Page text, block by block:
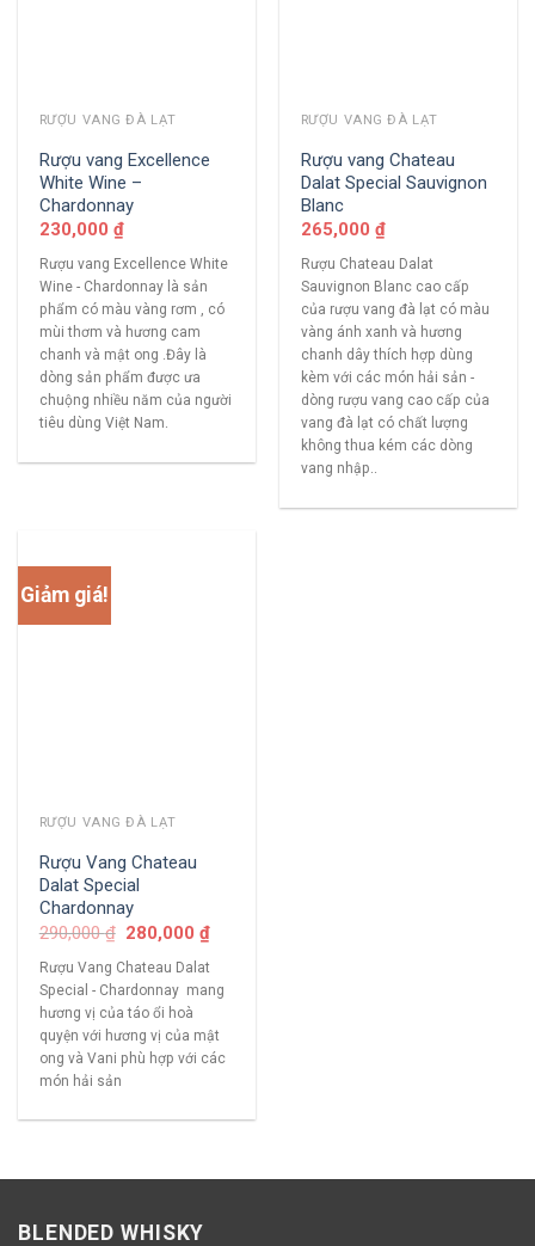
RƯỢU VANG ĐÀ LẠT
Rượu vang Excellence
White Wine –
Chardonnay
230,000 ₫
Rượu vang Excellence White
Wine - Chardonnay là sản
phẩm có màu vàng rơm , có
mùi thơm và hương cam
chanh và mật ong .Đây là
dòng sản phẩm được ưa
chuộng nhiều năm của người
tiêu dùng Việt Nam.
RƯỢU VANG ĐÀ LẠT
Rượu vang Chateau
Dalat Special Sauvignon
Blanc
265,000 ₫
Rượu Chateau Dalat
Sauvignon Blanc cao cấp
của rượu vang đà lạt có màu
vàng ánh xanh và hương
chanh dây thích hợp dùng
kèm với các món hải sản -
dòng rượu vang cao cấp của
vang đà lạt có chất lượng
không thua kém các dòng
vang nhập..
Giảm giá!
RƯỢU VANG ĐÀ LẠT
Rượu Vang Chateau
Dalat Special
Chardonnay
290,000₫ 280,000₫
Rượu Vang Chateau Dalat
Special - Chardonnay mang
hương vị của táo ổi hoà
quyện với hương vị của mật
ong và Vani phù hợp với các
món hải sản
BLENDED WHISKY